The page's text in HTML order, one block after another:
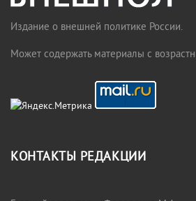
Издание о внешней политике России.
Может содержать материалы с
КОНТАКТЫ РЕДАКЦИИ